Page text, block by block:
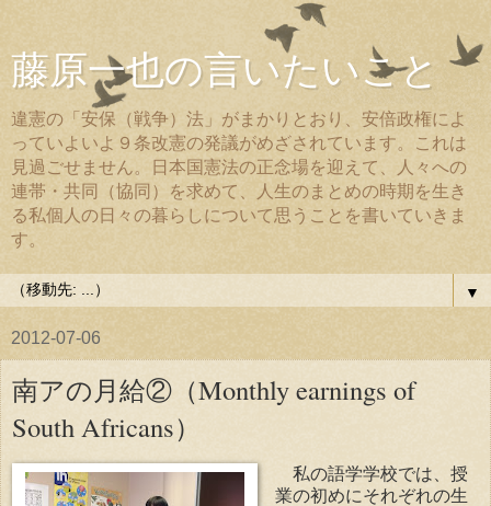
藤原一也の言いたいこと
違憲の「安保（戦争）法」がまかりとおり、安倍政権によ
っていよいよ９条改憲の発議がめざされています。これは
見過ごせません。日本国憲法の正念場を迎えて、人々への
連帯・共同（協同）を求めて、人生のまとめの時期を生き
る私個人の日々の暮らしについて思うことを書いていきま
す。
▼
2012-07-06
南アの月給②（Monthly earnings of
South Africans）
私の語学学校では、授
業の初めにそれぞれの生